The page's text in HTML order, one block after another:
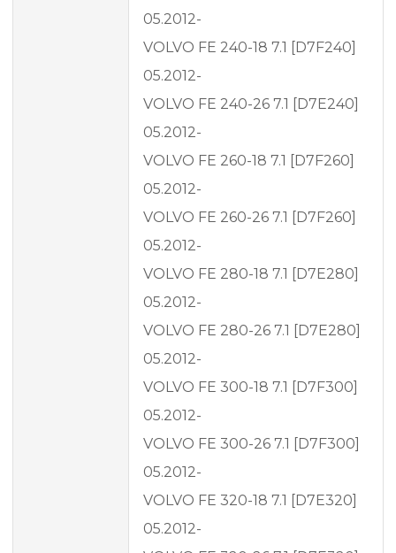
05.2012-
VOLVO FE 240-18 7.1 [D7F240]
05.2012-
VOLVO FE 240-26 7.1 [D7E240]
05.2012-
VOLVO FE 260-18 7.1 [D7F260]
05.2012-
VOLVO FE 260-26 7.1 [D7F260]
05.2012-
VOLVO FE 280-18 7.1 [D7E280]
05.2012-
VOLVO FE 280-26 7.1 [D7E280]
05.2012-
VOLVO FE 300-18 7.1 [D7F300]
05.2012-
VOLVO FE 300-26 7.1 [D7F300]
05.2012-
VOLVO FE 320-18 7.1 [D7E320]
05.2012-